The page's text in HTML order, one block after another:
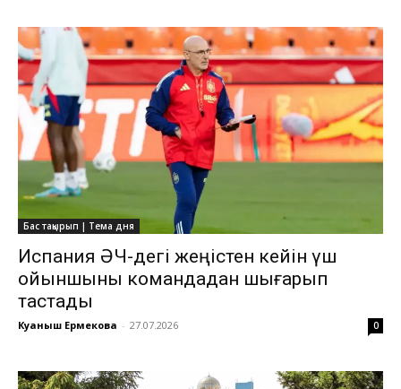
Бас тақырып | Тема дня
Испания ӘЧ-дегі жеңістен кейін үш
ойыншыны командадан шығарып
тастады
Куаныш Ермекова - 27.07.2026 0